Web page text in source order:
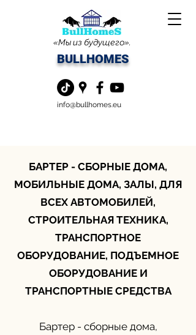
«Мы из будущего».
BULLHOMES
info@bullhomes.eu
БАРТЕР - СБОРНЫЕ ДОМА,
МОБИЛЬНЫЕ ДОМА, ЗАЛЫ, ДЛЯ
ВСЕХ АВТОМОБИЛЕЙ,
СТРОИТЕЛЬНАЯ ТЕХНИКА,
ТРАНСПОРТНОЕ
ОБОРУДОВАНИЕ, ПОДЪЕМНОЕ
ОБОРУДОВАНИЕ И
ТРАНСПОРТНЫЕ СРЕДСТВА
Бартер - сборные дома,